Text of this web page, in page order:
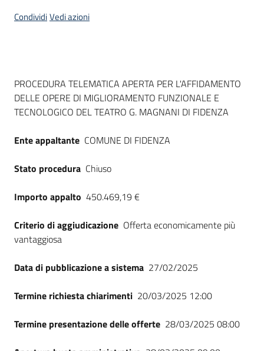
su
CondividiVedi azioni
Dati del bando
PROCEDURA TELEMATICA APERTA PER L'AFFIDAMENTO
DELLE OPERE DI MIGLIORAMENTO FUNZIONALE E
TECNOLOGICO DEL TEATRO G. MAGNANI DI FIDENZA
Ente appaltante COMUNE DI FIDENZA
Stato procedura Chiuso
Importo appalto 450.469,19 €
Criterio di aggiudicazione Offerta economicamente più
vantaggiosa
Data di pubblicazione a sistema 27/02/2025
Termine richiesta chiarimenti 20/03/2025 12:00
Termine presentazione delle offerte 28/03/2025 08:00